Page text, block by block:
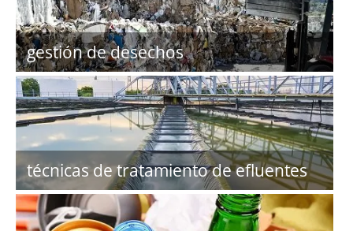
gestión de desechos
técnicas de tratamiento de efluentes